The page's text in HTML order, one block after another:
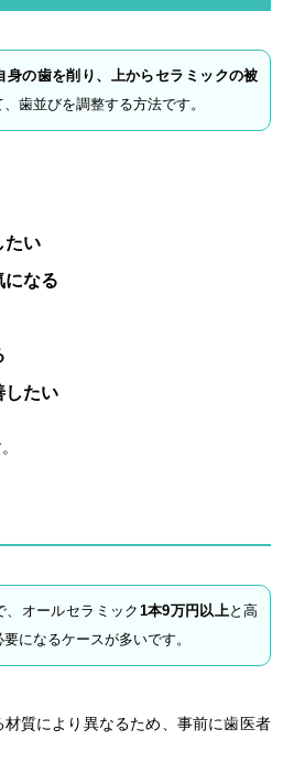
身の歯を削り、上からセラミックの被
、歯並びを調整する方法です。
たい
になる
したい
、オールセラミック 1本9万円以上と高
になるケースが多いです。
質により異なるため、事前に歯医者